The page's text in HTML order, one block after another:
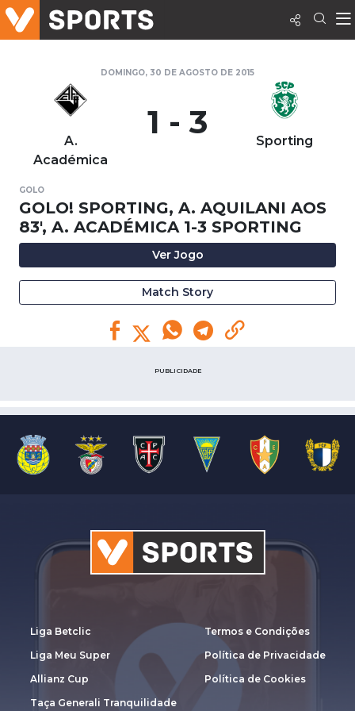
DOMINGO, 30 DE AGOSTO DE 2015
A.
Académica
1 - 3 Sporting
GOLO
GOLO! SPORTING, A. AQUILANI AOS
83', A. ACADÉMICA 1-3 SPORTING
Ver Jogo
Match Story
PUBLICIDADE
Liga Betclic
Liga Meu Super
Allianz Cup
Taça Generali Tranquilidade
Termos e Condições
Política de Privacidade
Política de Cookies